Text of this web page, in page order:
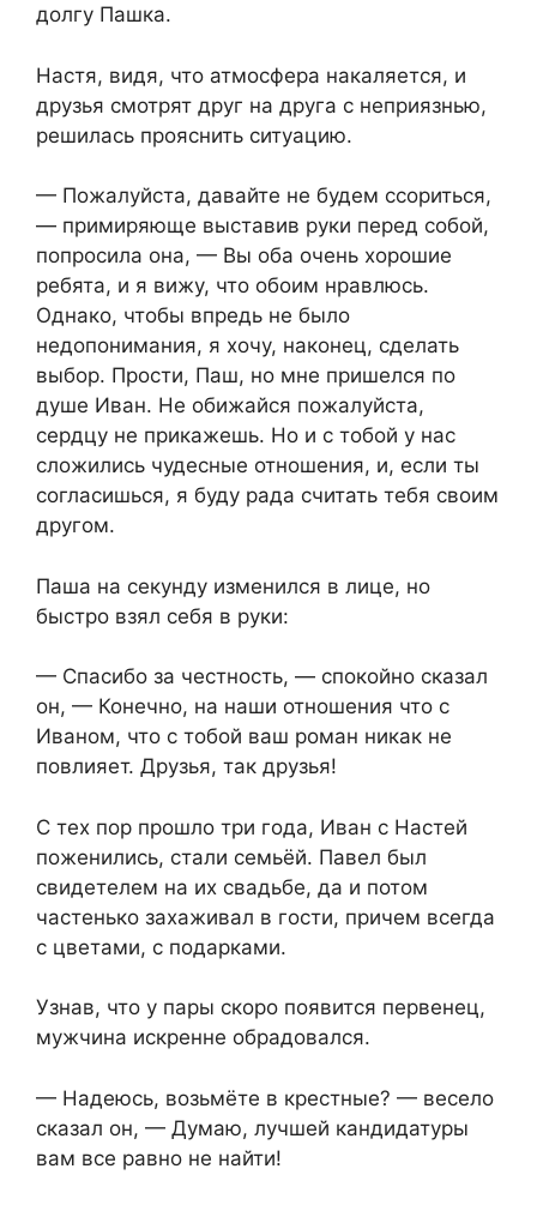
долгу Пашка.
Настя, видя, что атмосфера накаляется, и
друзья смотрят друг на друга с неприязнью,
решилась прояснить ситуацию.
— Пожалуйста, давайте не будем ссориться,
— примиряюще выставив руки перед собой,
попросила она, — Вы оба очень хорошие
ребята, и я вижу, что обоим нравлюсь.
Однако, чтобы впредь не было
недопонимания, я хочу, наконец, сделать
выбор. Прости, Паш, но мне пришелся по
душе Иван. Не обижайся пожалуйста,
сердцу не прикажешь. Но и с тобой у нас
сложились чудесные отношения, и, если ты
согласишься, я буду рада считать тебя своим
другом.
Паша на секунду изменился в лице, но
быстро взял себя в руки:
— Спасибо за честность, — спокойно сказал
он, — Конечно, на наши отношения что с
Иваном, что с тобой ваш роман никак не
повлияет. Друзья, так друзья!
С тех пор прошло три года, Иван с Настей
поженились, стали семьёй. Павел был
свидетелем на их свадьбе, да и потом
частенько захаживал в гости, причем всегда
с цветами, с подарками.
Узнав, что у пары скоро появится первенец,
мужчина искренне обрадовался.
— Надеюсь, возьмёте в крестные? — весело
сказал он, — Думаю, лучшей кандидатуры
вам все равно не найти!